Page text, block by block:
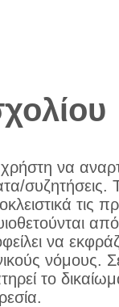
να
συζητήσεις.
τις
να
νόμους.
το